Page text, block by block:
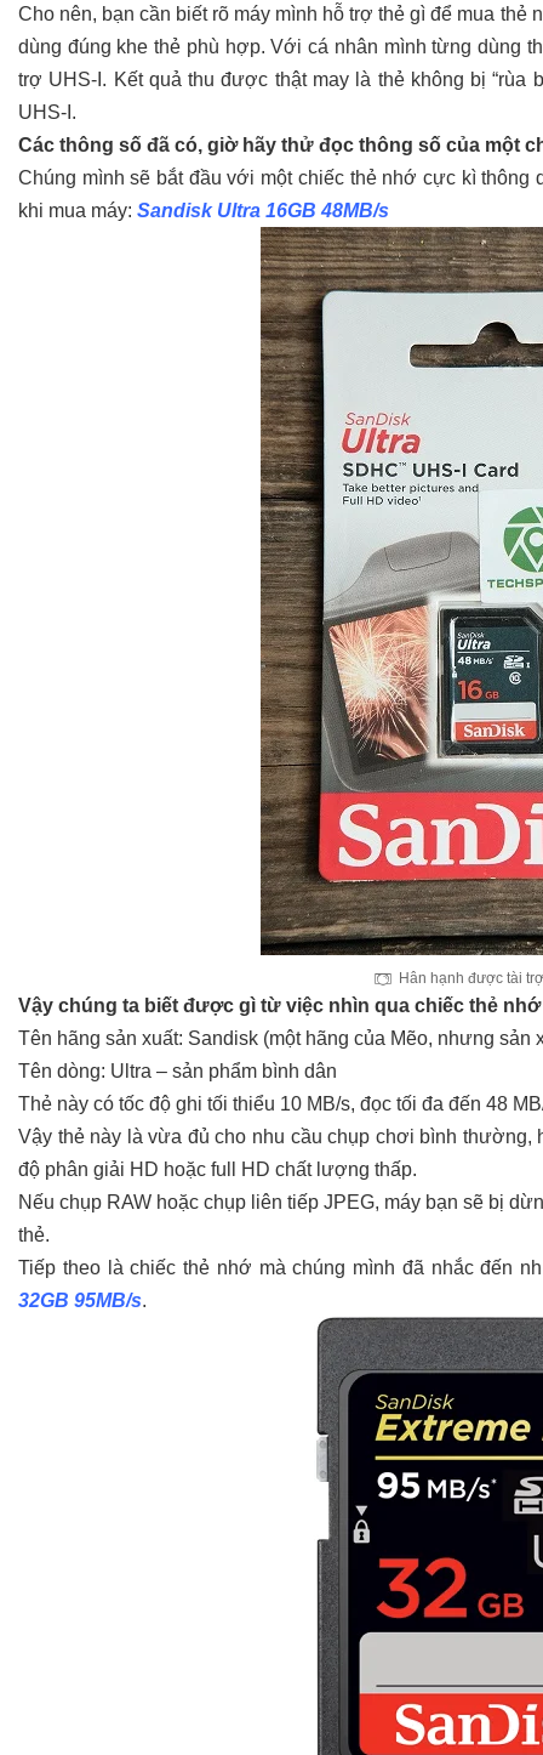
Cho nên, bạn cần biết rõ máy mình hỗ trợ thẻ gì để mua
dùng đúng khe thẻ phù hợp. Với cá nhân mình từng dùng
trợ UHS-I. Kết quả thu được thật may là thẻ không bị “rùa
UHS-I.
Các thông số đã có, giờ hãy thử đọc thông số của một
Chúng mình sẽ bắt đầu với một chiếc thẻ nhớ cực kì
khi mua máy: Sandisk Ultra 16GB 48MB/s
Hân hạnh được tài
Vậy chúng ta biết được gì từ việc nhìn qua chiếc thẻ
Tên hãng sản xuất: Sandisk (một hãng của Mẽo, nhưng sản
Tên dòng: Ultra – sản phẩm bình dân
Thẻ này có tốc độ ghi tối thiểu 10 MB/s, đọc tối đa đến 48
Vậy thẻ này là vừa đủ cho nhu cầu chụp chơi bình
độ phân giải HD hoặc full HD chất lượng thấp.
Nếu chụp RAW hoặc chụp liên tiếp JPEG, máy bạn sẽ bị
thẻ.
Tiếp theo là chiếc thẻ nhớ mà chúng mình đã nhắc đến
32GB 95MB/s.